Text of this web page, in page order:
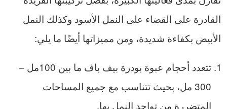
القادرة على القضاء على النمل الأسود وكذلك النمل
الأبيض بكفاءة شديدة، ومن مميزاتها أيضًا ما يلي:
تتعدد أحجام عبوة بودرة بيف باف ما بين 100مل –
300 مل، بحيث تتناسب مع جميع المساحات
المتضررة من تواجد النمل بها.